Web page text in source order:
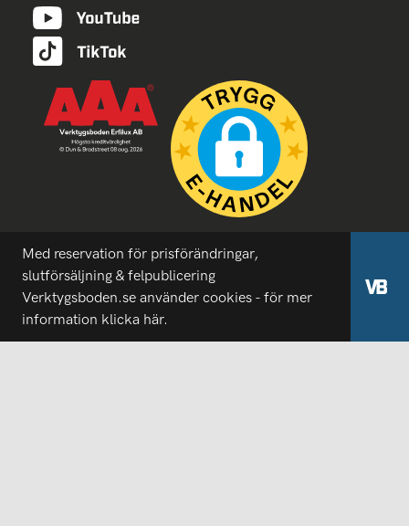
Med reservation för prisförändringar,
slutförsäljning & felpublicering
Verktygsboden.se använder cookies - för mer
information klicka här.